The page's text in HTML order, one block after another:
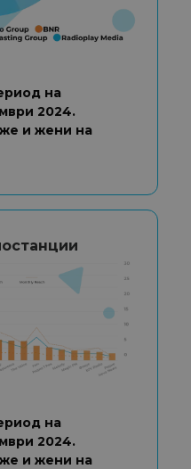
на
2024.
и жени на
на
2024.
и жени на